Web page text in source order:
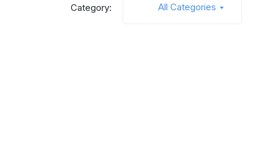
Category: All Categories